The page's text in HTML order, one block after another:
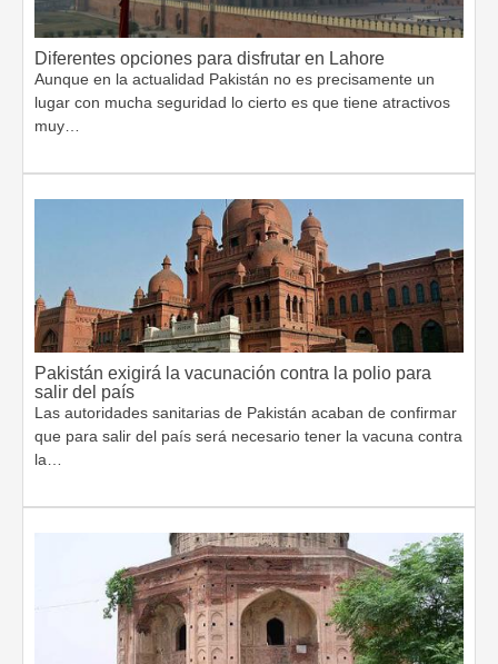
Diferentes opciones para disfrutar en Lahore
Aunque en la actualidad Pakistán no es precisamente un
lugar con mucha seguridad lo cierto es que tiene atractivos
muy…
Pakistán exigirá la vacunación contra la polio para
salir del país
Las autoridades sanitarias de Pakistán acaban de confirmar
que para salir del país será necesario tener la vacuna contra
la…